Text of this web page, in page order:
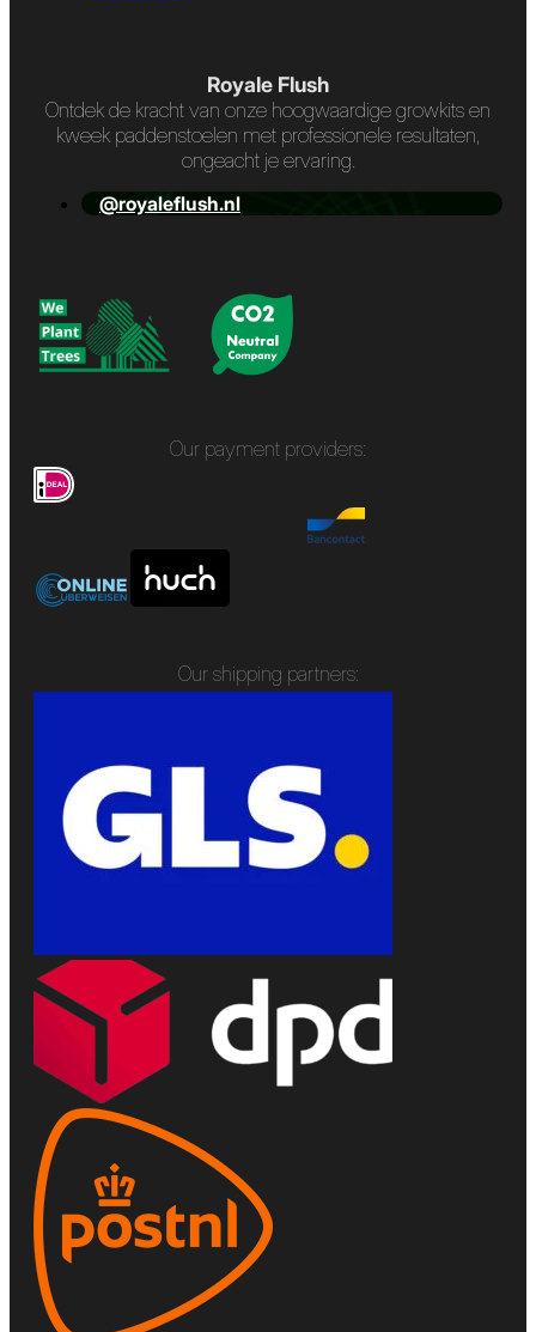
Royale Flush
Ontdek de kracht van onze hoogwaardige growkits en
kweek paddenstoelen met professionele resultaten,
ongeacht je ervaring.
@royaleflush.nl
Our payment providers:
Our shipping partners: